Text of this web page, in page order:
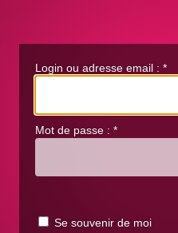
Login ou adresse email : *
Mot de passe : *
Se souvenir de moi